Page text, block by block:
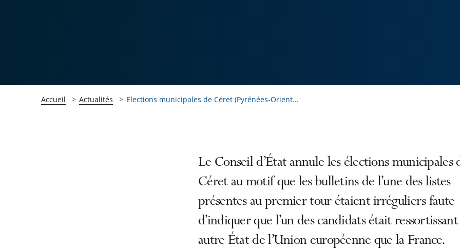
Accueil Actualités Elections municipales de Céret (Pyrénées-Orient...
Le Conseil d’État annule les élections municipales
Céret au motif que les bulletins de l’une des listes
présentes au premier tour étaient irréguliers faute
d’indiquer que l’un des candidats était ressortissant
autre État de l’Union européenne que la France.